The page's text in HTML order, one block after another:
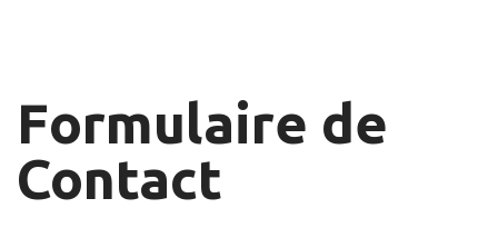
Formulaire de
Contact